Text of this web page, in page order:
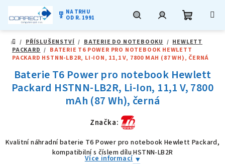
obsah
military_tech NA TRHU
OD R. 1991
košík
DOMŮ
/ PŘÍSLUŠENSTVÍ / BATERIE DO NOTEBOOKU / HEWLETT
PACKARD / BATERIE T6 POWER PRO NOTEBOOK HEWLETT
PACKARD HSTNN-LB2R, LI-ION, 11,1 V, 7800 MAH (87 WH), ČERNÁ
Baterie T6 Power pro notebook Hewlett
Packard HSTNN-LB2R, Li-Ion, 11,1 V, 7800
mAh (87 Wh), černá
Značka:
Kvalitní náhradní baterie T6 Power pro notebook Hewlett Packard,
kompatibilní s číslem dílu HSTNN-LB2R
Více informací